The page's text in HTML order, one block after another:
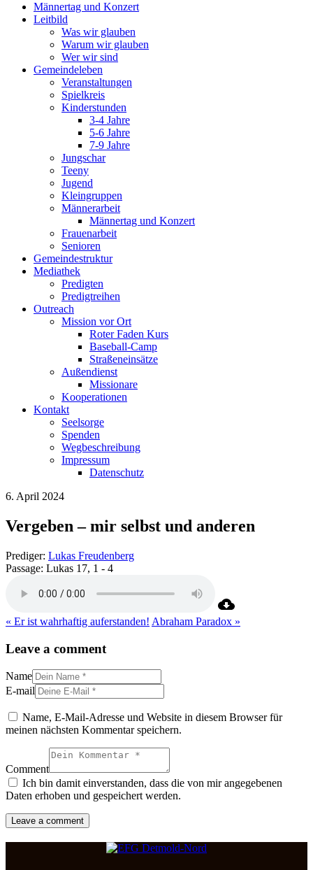
Männertag und Konzert
Leitbild
Was wir glauben
Warum wir glauben
Wer wir sind
Gemeindeleben
Veranstaltungen
Spielkreis
Kinderstunden
3-4 Jahre
5-6 Jahre
7-9 Jahre
Jungschar
Teeny
Jugend
Kleingruppen
Männerarbeit
Männertag und Konzert
Frauenarbeit
Senioren
Gemeindestruktur
Mediathek
Predigten
Predigtreihen
Outreach
Mission vor Ort
Roter Faden Kurs
Baseball-Camp
Straßeneinsätze
Außendienst
Missionare
Kooperationen
Kontakt
Seelsorge
Spenden
Wegbeschreibung
Impressum
Datenschutz
6. April 2024
Vergeben – mir selbst und anderen
Prediger: Lukas Freudenberg
Passage: Lukas 17, 1 - 4
« Er ist wahrhaftig auferstanden! Abraham Paradox »
Leave a comment
Name
E-mail
Name, E-Mail-Adresse und Website in diesem Browser für
meinen nächsten Kommentar speichern.
Comment
Ich bin damit einverstanden, dass die von mir angegebenen
Daten erhoben und gespeichert werden.